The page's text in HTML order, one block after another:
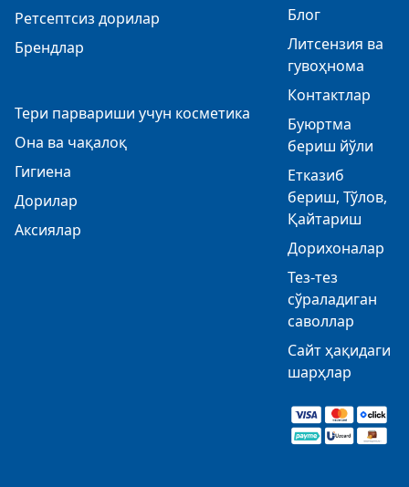
Ретсептсиз дорилар
Брендлар
Тери парвариши учун косметика
Она ва чақалоқ
Гигиена
Дорилар
Аксиялар
Блог
Литсензия ва
гувоҳнома
Контактлар
Буюртма
бериш йўли
Етказиб
бериш, Тўлов,
Қайтариш
Дорихоналар
Тез-тез
сўраладиган
саволлар
Сайт ҳақидаги
шарҳлар